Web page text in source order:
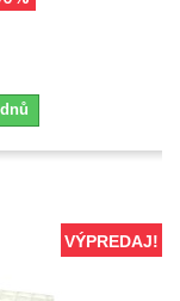
VÝPREDAJ!